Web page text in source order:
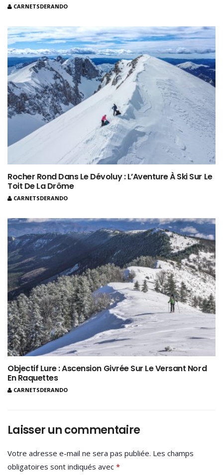
CARNETSDERANDO
Rocher Rond Dans Le Dévoluy : L’Aventure À Ski Sur Le
Toit De La Drôme
CARNETSDERANDO
Objectif Lure : Ascension Givrée Sur Le Versant Nord
En Raquettes
CARNETSDERANDO
Laisser un commentaire
Votre adresse e-mail ne sera pas publiée. Les champs
obligatoires sont indiqués avec *